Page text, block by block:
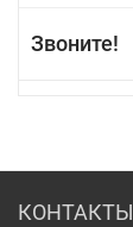
Звоните!
КОНТАКТЫ